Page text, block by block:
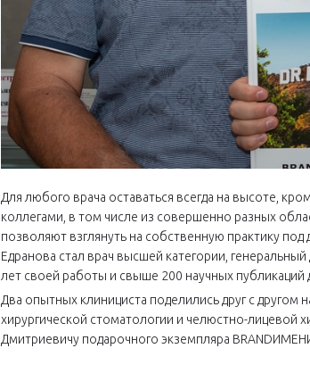
Для любого врача оставаться всегда на высоте,
коллегами, в том числе из совершенно разных
позволяют взглянуть на собственную практику
Едранова стал врач высшей категории,
лет своей работы и свыше 200 научных
Два опытных клинициста поделились друг с
хирургической стоматологии и челюстно-лицевой
Дмитриевичу подарочного экземпляра